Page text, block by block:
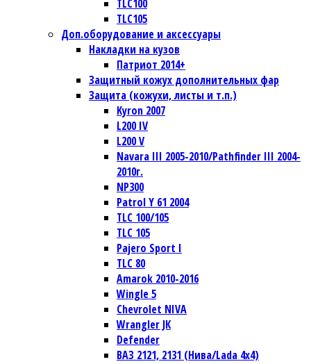
TLC100
TLC105
Доп.оборудование и аксессуары
Накладки на кузов
Патриот 2014+
Защитный кожух дополнительных фар
Защита (кожухи, листы и т.п.)
Kyron 2007
L200 IV
L200 V
Navara III 2005-2010/Pathfinder III 2004-
2010г.
NP300
Patrol Y 61 2004
TLC 100/105
TLC 105
Pajero Sport I
TLC 80
Amarok 2010-2016
Wingle 5
Chevrolet NIVA
Wrangler JК
Defender
ВАЗ 2121, 2131 (Нива/Lada 4х4)